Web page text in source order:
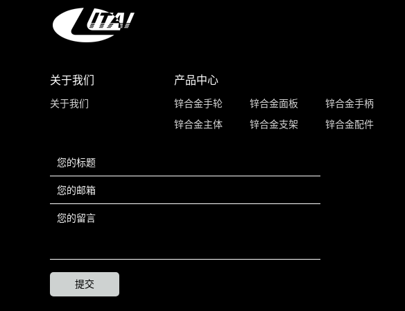
关于我们
关于我们
产品中心
锌合金手轮 锌合金面板
锌合金手柄
锌合金主体
锌合金支架 锌合金配件